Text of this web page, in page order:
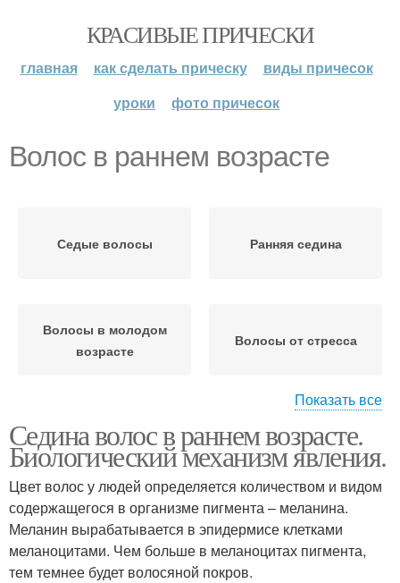
КРАСИВЫЕ ПРИЧЕСКИ
главная как сделать прическу
виды причесок
уроки
фото причесок
Волос в раннем возрасте
Седые волосы Ранняя седина
Волосы в молодом
возрасте
Волосы от стресса
возрасте
Показать все
Седина волос в раннем возрасте.
Биологический механизм явления.
Цвет волос у людей определяется количеством и видом
содержащегося в организме пигмента – меланина.
Меланин вырабатывается в эпидермисе клетками
меланоцитами. Чем больше в меланоцитах пигмента,
тем темнее будет волосяной покров.